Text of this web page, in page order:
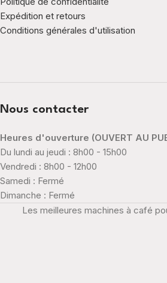
Expédition et retours
Conditions générales d'utilisation
Nous contacter
Heures d'ouverture (OUVERT AU
Du lundi au jeudi : 8h00 - 15h00
Vendredi : 8h00 - 12h00
Samedi : Fermé
Dimanche : Fermé
Les meilleures machines à café